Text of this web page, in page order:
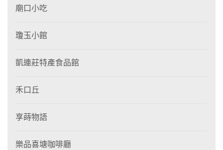
廟口小吃
瓊玉小館
凱連莊特產食品館
禾口丘
享蒔物語
樂品喜塘咖啡廳